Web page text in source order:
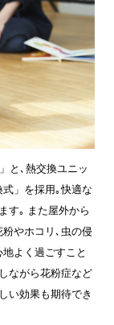
と､熱交換ユニッ
」を採用｡快適な
す｡ また屋外から
やホコリ､虫の侵
よく過ごすこと
ながら花粉症など
い効果も期待でき